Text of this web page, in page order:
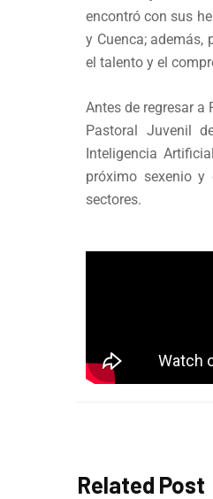
encontró con sus
y Cuenca; además,
el talento y el
Antes de regresar a
Pastoral Juvenil
Inteligencia
próximo sexenio
sectores.
Related Post